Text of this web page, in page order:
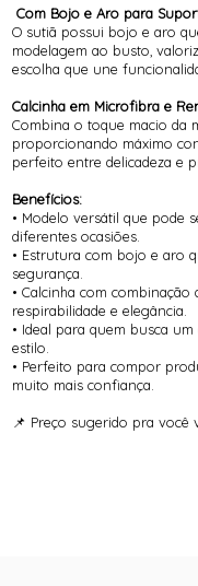
Com Bojo e Aro para
O sutiã possui bojo e aro
modelagem ao busto,
escolha que une
Calcinha em Microfibra e
Combina o toque macio da
proporcionando máximo
perfeito entre delicadeza e
Benefícios:
• Modelo versátil que pode
diferentes ocasiões.
• Estrutura com bojo e aro
segurança.
• Calcinha com
respirabilidade e elegância.
• Ideal para quem busca
estilo.
• Perfeito para compor
muito mais confiança.
📌 Preço sugerido pra você